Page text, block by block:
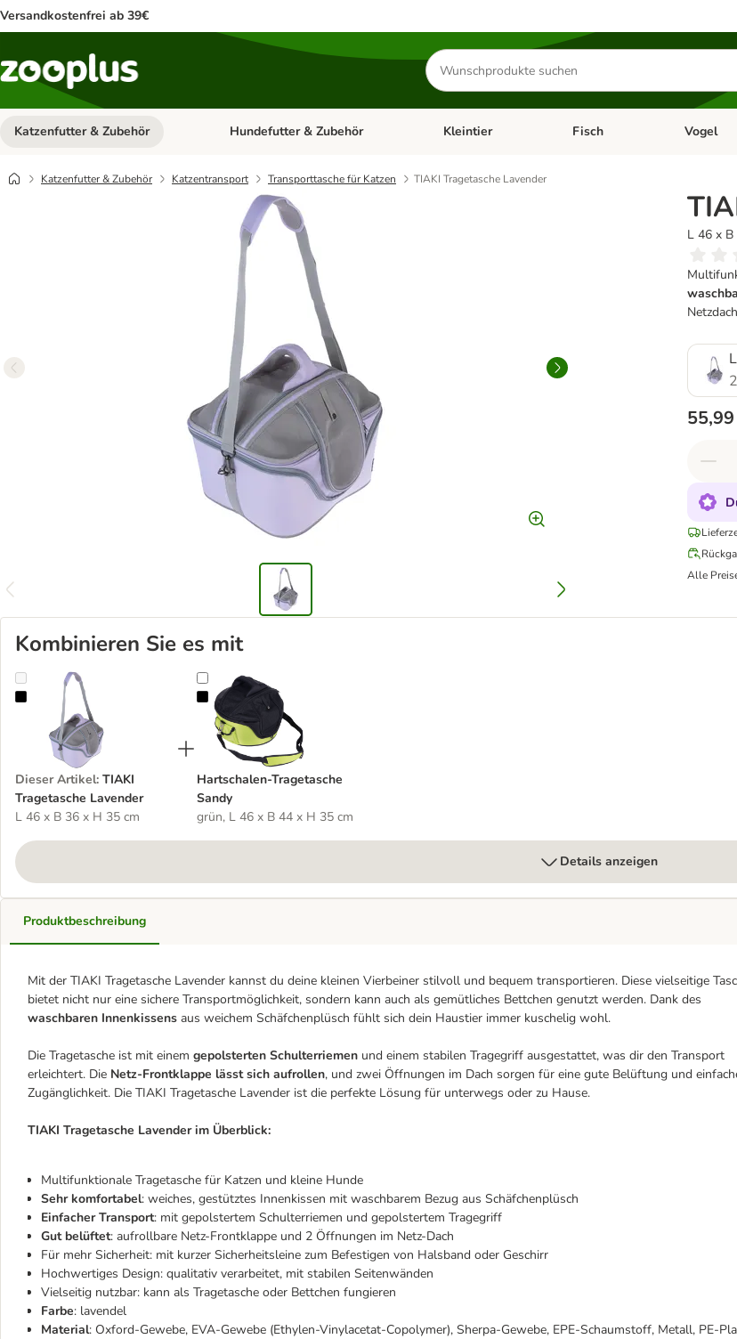
Versandkostenfrei ab 39€
Produkte
suchen
Katzenfutter & Zubehör Kategorie-Menü öffnen: Katzenfutter & Zubehör
Hundefutter & Zubehör Kategorie-Menü öffnen: Hundefutter & Zubehör
Kleintier Kategorie-Menü öffnen: Kleintier
Fisch Kategorie-
Vogel
Katzenfutter & Zubehör Katzentransport Transporttasche für Katzen TIAKI Tragetasche Lavender
L 46 x
Alle
Kombinieren Sie es mit
TIAKI Tragetasche Lavender
Dieser Artikel: TIAKI
Tragetasche Lavender
L 46 x B 36 x H 35 cm
Hartschalen-Tragetasche Sandy
Hartschalen-Tragetasche
Sandy
grün, L 46 x B 44 x H 35 cm
Details anzeigen
Produktbeschreibung
Mit der TIAKI Tragetasche Lavender kannst du deine kleinen Vierbeiner stilvoll und bequem transportieren. Diese vielseitige
bietet nicht nur eine sichere Transportmöglichkeit, sondern kann auch als gemütliches Bettchen genutzt werden. Dank des
waschbaren Innenkissens aus weichem Schäfchenplüsch fühlt sich dein Haustier immer kuschelig wohl.
Die Tragetasche ist mit einem gepolsterten Schulterriemen und einem stabilen Tragegriff ausgestattet, was dir den Transport
erleichtert. Die Netz-Frontklappe lässt sich aufrollen, und zwei Öffnungen im Dach sorgen für eine gute Belüftung und
Zugänglichkeit. Die TIAKI Tragetasche Lavender ist die perfekte Lösung für unterwegs oder zu Hause.
TIAKI Tragetasche Lavender im Überblick:
Multifunktionale Tragetasche für Katzen und kleine Hunde
Sehr komfortabel: weiches, gestütztes Innenkissen mit waschbarem Bezug aus Schäfchenplüsch
Einfacher Transport: mit gepolstertem Schulterriemen und gepolstertem Tragegriff
Gut belüftet: aufrollbare Netz-Frontklappe und 2 Öffnungen im Netz-Dach
Für mehr Sicherheit: mit kurzer Sicherheitsleine zum Befestigen von Halsband oder Geschirr
Hochwertiges Design: qualitativ verarbeitet, mit stabilen Seitenwänden
Vielseitig nutzbar: kann als Tragetasche oder Bettchen fungieren
Farbe: lavendel
Material: Oxford-Gewebe, EVA-Gewebe (Ethylen-Vinylacetat-Copolymer), Sherpa-Gewebe, EPE-Schaumstoff, Metall, PE-